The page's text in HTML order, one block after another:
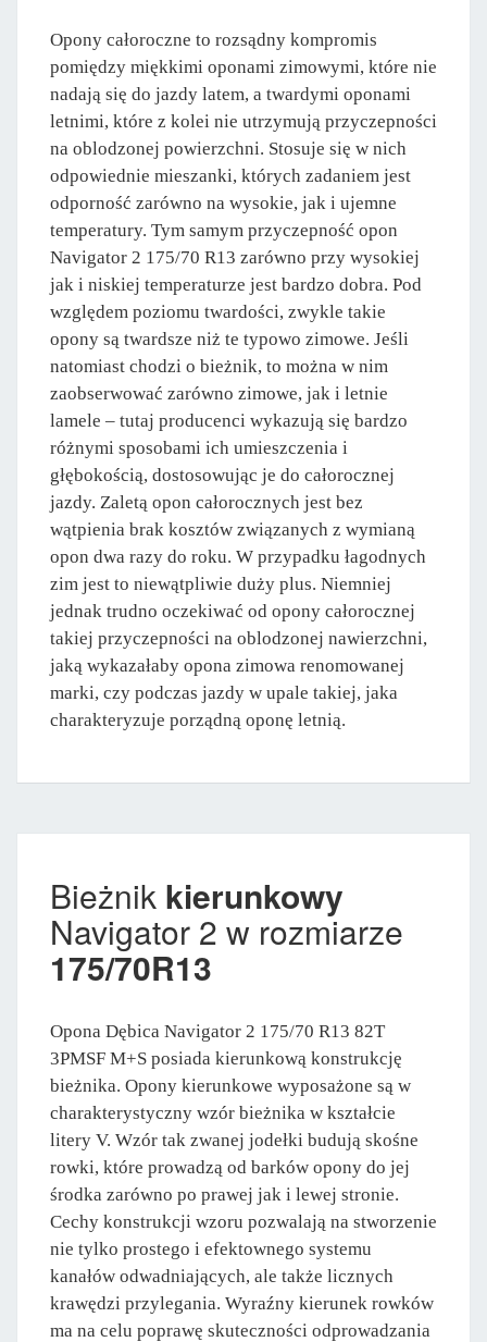
Opony całoroczne to rozsądny kompromis
pomiędzy miękkimi oponami zimowymi, które nie
nadają się do jazdy latem, a twardymi oponami
letnimi, które z kolei nie utrzymują przyczepności
na oblodzonej powierzchni. Stosuje się w nich
odpowiednie mieszanki, których zadaniem jest
odporność zarówno na wysokie, jak i ujemne
temperatury. Tym samym przyczepność opon
Navigator 2 175/70 R13 zarówno przy wysokiej
jak i niskiej temperaturze jest bardzo dobra. Pod
względem poziomu twardości, zwykle takie
opony są twardsze niż te typowo zimowe. Jeśli
natomiast chodzi o bieżnik, to można w nim
zaobserwować zarówno zimowe, jak i letnie
lamele – tutaj producenci wykazują się bardzo
różnymi sposobami ich umieszczenia i
głębokością, dostosowując je do całorocznej
jazdy. Zaletą opon całorocznych jest bez
wątpienia brak kosztów związanych z wymianą
opon dwa razy do roku. W przypadku łagodnych
zim jest to niewątpliwie duży plus. Niemniej
jednak trudno oczekiwać od opony całorocznej
takiej przyczepności na oblodzonej nawierzchni,
jaką wykazałaby opona zimowa renomowanej
marki, czy podczas jazdy w upale takiej, jaka
charakteryzuje porządną oponę letnią.
Bieżnik kierunkowy
Navigator 2 w rozmiarze
175/70R13
Opona Dębica Navigator 2 175/70 R13 82T
3PMSF M+S posiada kierunkową konstrukcję
bieżnika. Opony kierunkowe wyposażone są w
charakterystyczny wzór bieżnika w kształcie
litery V. Wzór tak zwanej jodełki budują skośne
rowki, które prowadzą od barków opony do jej
środka zarówno po prawej jak i lewej stronie.
Cechy konstrukcji wzoru pozwalają na stworzenie
nie tylko prostego i efektownego systemu
kanałów odwadniających, ale także licznych
krawędzi przylegania. Wyraźny kierunek rowków
ma na celu poprawę skuteczności odprowadzania